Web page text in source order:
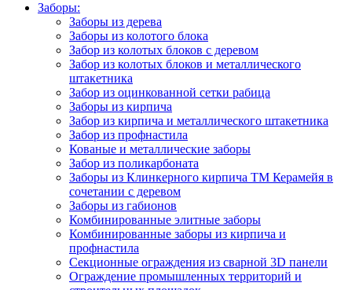
Заборы:
Заборы из дерева
Заборы из колотого блока
Забор из колотых блоков с деревом
Забор из колотых блоков и металлического
штакетника
Забор из оцинкованной сетки рабица
Заборы из кирпича
Забор из кирпича и металлического штакетника
Забор из профнастила
Кованые и металлические заборы
Забор из поликарбоната
Заборы из Клинкерного кирпича ТМ Керамейя в
сочетании с деревом
Заборы из габионов
Комбинированные элитные заборы
Комбинированные заборы из кирпича и
профнастила
Секционные ограждения из сварной 3D панели
Ограждение промышленных территорий и